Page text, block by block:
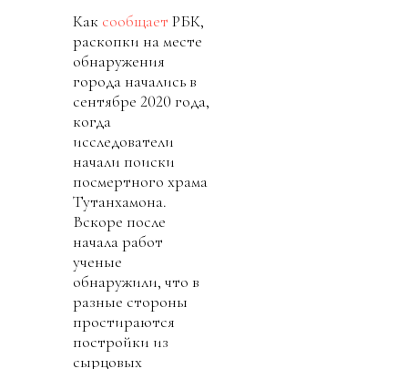
Как сообщает РБК,
раскопки на месте
обнаружения
города начались в
сентябре 2020 года,
когда
исследователи
начали поиски
посмертного храма
Тутанхамона.
Вскоре после
начала работ
ученые
обнаружили, что в
разные стороны
простираются
постройки из
сырцовых